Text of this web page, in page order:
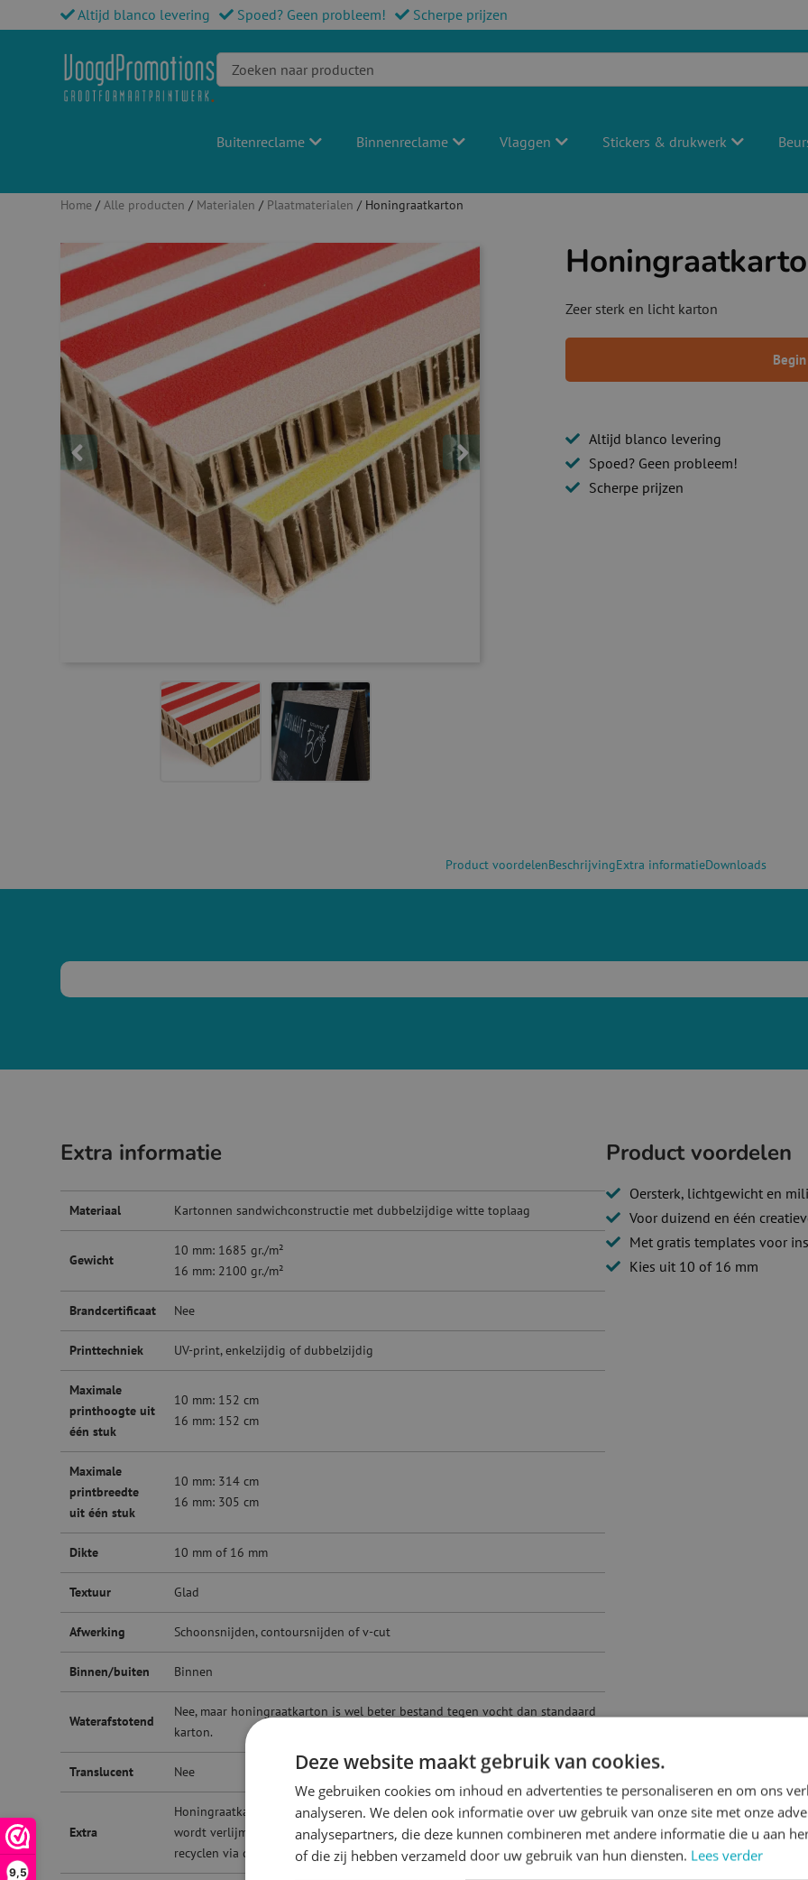
9,5
Altijd blanco levering Spoed? Geen probleem! Scherpe prijzen
Buitenreclame Binnenreclame Vlaggen Stickers & drukwerk
Home / Alle producten / Materialen / Plaatmaterialen / Honingraatkarton
Zeer sterk en licht karton
Altijd blanco levering
Spoed? Geen probleem!
Scherpe prijzen
Product voordelenBeschrijvingExtra informatieDownloads
Product voordelen
Oersterk, lichtgewicht en
Voor duizend en één
Met gratis templates voor
Kies uit 10 of 16 mm
Extra informatie
Materiaal Kartonnen sandwichconstructie met dubbelzijdige witte toplaag
Gewicht
10 mm: 1685 gr./m²
16 mm: 2100 gr./m²
Brandcertificaat Nee
Printtechniek UV-print, enkelzijdig of dubbelzijdig
Maximale
printhoogte uit
één stuk
10 mm: 152 cm
16 mm: 152 cm
Maximale
printbreedte
uit één stuk
10 mm: 314 cm
16 mm: 305 cm
Dikte 10 mm of 16 mm
Textuur Glad
Afwerking Schoonsnijden, contoursnijden of v-cut
Binnen/buiten Binnen
Waterafstotend
Nee, maar honingraatkarton is wel beter bestand tegen vocht dan standaard
karton.
Translucent Nee
Extra
Honingraatkarton bevat geen componenten met schadelijke stoffen en
wordt verlijmd met lijm op waterbasis. Bovendien kun je honingraatkarton
recyclen via de oud papier inzameling.
Deze website maakt gebruik van cookies.
We gebruiken cookies om inhoud en advertenties te personaliseren en om ons
analyseren. We delen ook informatie over uw gebruik van onze site met onze
analysepartners, die deze kunnen combineren met andere informatie die u aan
of die zij hebben verzameld door uw gebruik van hun diensten. Lees verder